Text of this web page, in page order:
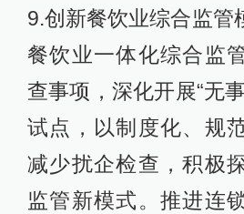
9.创新餐饮业综合监管
餐饮业一体化综合监
查事项，深化开展“无
试点，以制度化、规
减少扰企检查，积极
监管新模式。推进连